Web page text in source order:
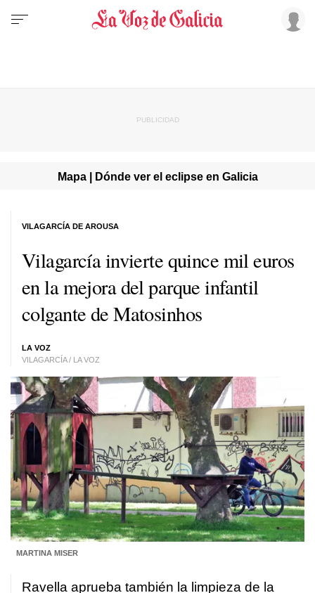
Mapa | Dónde ver el eclipse en Galicia
Vilagarcía invierte quince mil euros
en la mejora del parque infantil
colgante de Matosinhos
LA VOZ
VILAGARCÍA / LA VOZ
VILAGARCÍA DE AROUSA
MARTINA MISER
Ravella aprueba también la limpieza de la